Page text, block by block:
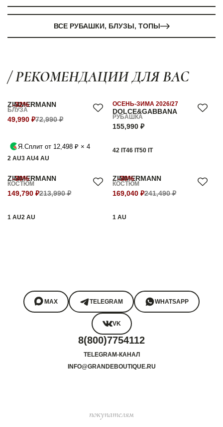
ВСЕ РУБАШКИ, БЛУЗЫ, ТОПЫ
/ РЕКОМЕНДАЦИИ ДЛЯ ВАС
-32%
ZIMMERMANN
БЛУЗА
49,990 ₽72,990 ₽
Я.Сплит от 12,498 ₽ × 4
2 AU3 AU4 AU
DOLCE&GABBANA
ОСЕНЬ-ЗИМА 2026/27
РУБАШКА
155,990 ₽
42 IT46 IT50 IT
-30%
ZIMMERMANN
КОСТЮМ
149,790 ₽213,990 ₽
1 AU2 AU
-30%
ZIMMERMANN
КОСТЮМ
169,040 ₽241,490 ₽
1 AU
MAX TELEGRAM WHATSAPP
VK
8(800)7754112
TELEGRAM-КАНАЛ
INFO@GRANDEBOUTIQUE.RU
покупателям